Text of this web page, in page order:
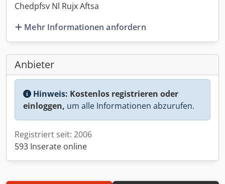
Chedpfsv Nl Rujx Aftsa
Mehr Informationen anfordern
Anbieter
Hinweis: Kostenlos registrieren oder
einloggen, um alle Informationen abzurufen.
Registriert seit: 2006
593 Inserate online